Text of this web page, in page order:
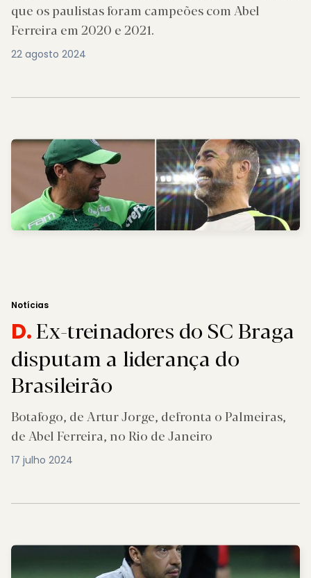
que os paulistas foram campeões com Abel
Ferreira em 2020 e 2021.
22 agosto 2024
Notícias
D.Ex-treinadores do SC Braga
disputam a liderança do
Brasileirão
Botafogo, de Artur Jorge, defronta o Palmeiras,
de Abel Ferreira, no Rio de Janeiro
17 julho 2024